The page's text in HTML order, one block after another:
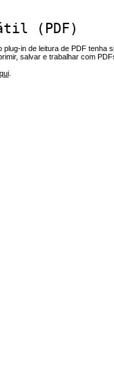
(PDF)
in de leitura de PDF tenha
salvar e trabalhar com
.